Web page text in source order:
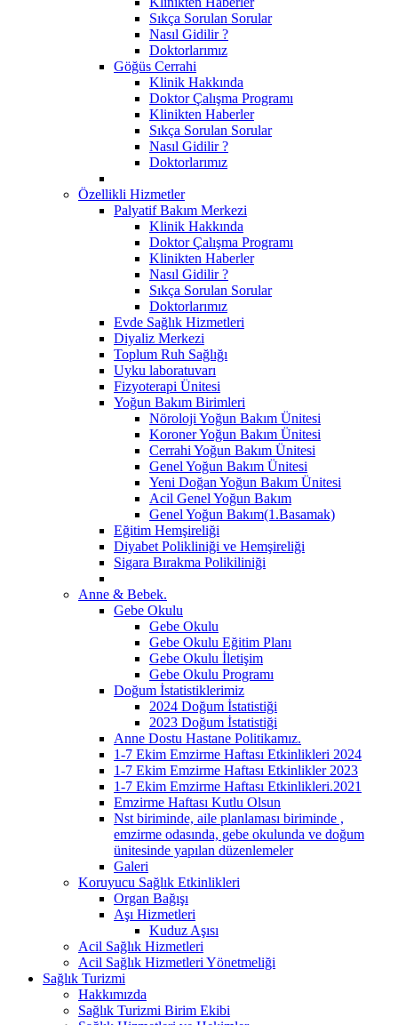
Sıkça Sorulan Sorular
Nasıl Gidilir ?
Doktorlarımız
Göğüs Cerrahi
Klinik Hakkında
Doktor Çalışma Programı
Klinikten Haberler
Sıkça Sorulan Sorular
Nasıl Gidilir ?
Doktorlarımız
Özellikli Hizmetler
Palyatif Bakım Merkezi
Klinik Hakkında
Doktor Çalışma Programı
Klinikten Haberler
Nasıl Gidilir ?
Sıkça Sorulan Sorular
Doktorlarımız
Evde Sağlık Hizmetleri
Diyaliz Merkezi
Toplum Ruh Sağlığı
Uyku laboratuvarı
Fizyoterapi Ünitesi
Yoğun Bakım Birimleri
Nöroloji Yoğun Bakım Ünitesi
Koroner Yoğun Bakım Ünitesi
Cerrahi Yoğun Bakım Ünitesi
Genel Yoğun Bakım Ünitesi
Yeni Doğan Yoğun Bakım Ünitesi
Acil Genel Yoğun Bakım
Genel Yoğun Bakım(1.Basamak)
Eğitim Hemşireliği
Diyabet Polikliniği ve Hemşireliği
Sigara Bırakma Polikiliniği
Anne & Bebek.
Gebe Okulu
Gebe Okulu
Gebe Okulu Eğitim Planı
Gebe Okulu İletişim
Gebe Okulu Programı
Doğum İstatistiklerimiz
2024 Doğum İstatistiği
2023 Doğum İstatistiği
Anne Dostu Hastane Politikamız.
1-7 Ekim Emzirme Haftası Etkinlikleri 2024
1-7 Ekim Emzirme Haftası Etkinlikler 2023
1-7 Ekim Emzirme Haftası Etkinlikleri.2021
Emzirme Haftası Kutlu Olsun
Nst biriminde, aile planlaması biriminde ,
emzirme odasında, gebe okulunda ve doğum
ünitesinde yapılan düzenlemeler
Galeri
Koruyucu Sağlık Etkinlikleri
Organ Bağışı
Aşı Hizmetleri
Kuduz Aşısı
Acil Sağlık Hizmetleri
Acil Sağlık Hizmetleri Yönetmeliği
Sağlık Turizmi
Hakkımızda
Sağlık Turizmi Birim Ekibi